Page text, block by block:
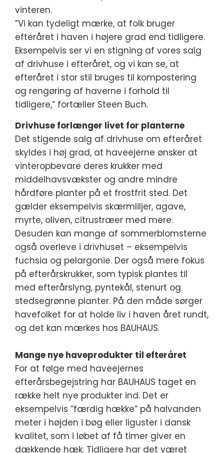
vinteren.
”Vi kan tydeligt mærke, at folk bruger
efteråret i haven i højere grad end tidligere.
Eksempelvis ser vi en stigning af vores salg
af drivhuse i efteråret, og vi kan se, at
efteråret i stor stil bruges til kompostering
og rengøring af haverne i forhold til
tidligere,” fortæller Steen Buch.
Drivhuse forlænger livet for planterne
Det stigende salg af drivhuse om efteråret
skyldes i høj grad, at haveejerne ønsker at
vinteropbevare deres krukker med
middelhavsvækster og andre mindre
hårdføre planter på et frostfrit sted. Det
gælder eksempelvis skærmliljer, agave,
myrte, oliven, citrustræer med mere.
Desuden kan mange af sommerblomsterne
også overleve i drivhuset – eksempelvis
fuchsia og pelargonie. Der også mere fokus
på efterårskrukker, som typisk plantes til
med efterårslyng, pyntekål, stenurt og
stedsegrønne planter. På den måde sørger
havefolket for at holde liv i haven året rundt,
og det kan mærkes hos BAUHAUS.
Mange nye haveprodukter til efteråret
For at følge med haveejernes
efterårsbegejstring har BAUHAUS taget en
række helt nye produkter ind. Det er
eksempelvis ”færdig hække” på halvanden
meter i højden i bøg eller liguster i dansk
kvalitet, som i løbet af få timer giver en
dækkende hæk. Tidligere har det været